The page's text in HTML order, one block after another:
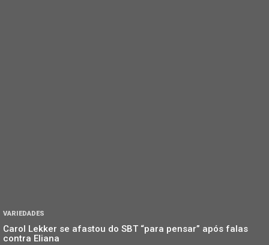
VARIEDADES
Carol Lekker se afastou do SBT “para pensar” após falas
contra Eliana